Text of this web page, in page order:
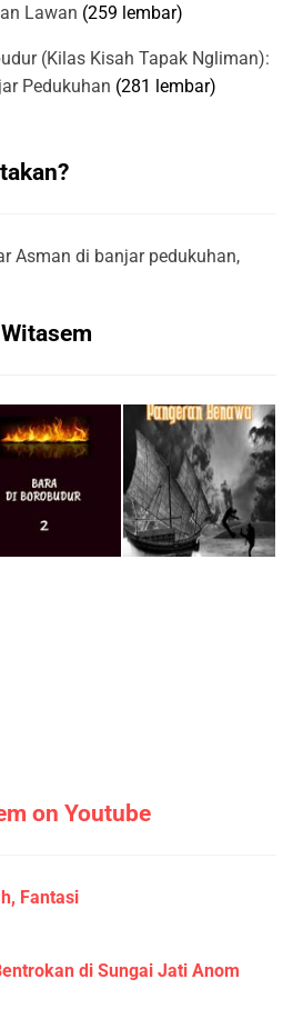
Lawan (259 lembar)
(Kilas Kisah Tapak Ngliman):
Pedukuhan (281 lembar)
Asman di banjar pedukuhan,
on Youtube
Fantasi
di Sungai Jati Anom